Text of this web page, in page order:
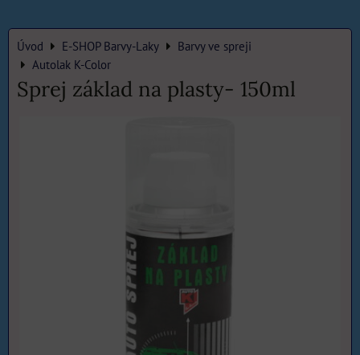
Úvod E-SHOP Barvy-Laky
Barvy ve spreji
Autolak K-Color
Sprej základ na plasty- 150ml